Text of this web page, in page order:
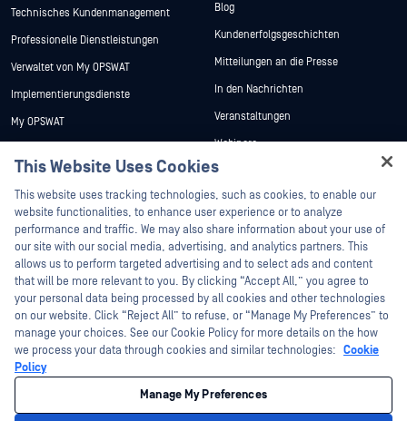
Technisches Kundenmanagement
Professionelle Dienstleistungen
Verwaltet von My OPSWAT
Implementierungsdienste
My OPSWAT
Ausbildung
Programm zur Behebung von
Sicherheitslücken
Partner
Zertifizierung
Technologie-Partner
Partner Programm
Blog
Kundenerfolgsgeschichten
Mitteilungen an die Presse
In den Nachrichten
Veranstaltungen
Webinare
Datenblätter
Weiße Papiere
Kostenlose Tools
©2026 OPSWAT . Alle Rechte vorbehalten. OPSWAT, MetaDefender, Metascan,
MetaAccess, das OPSWAT , Trust no File. Trust No Device., OPSWAT , Protecting the
World's Critical Infrastructure, Deep CDR™ Technology, InQuest, das InQuest-Logo,
DFI, RetroHunt, Deep File Inspection und Join the Hunt sind Marken von OPSWAT .
Marken von Drittanbietern sind Eigentum ihrer jeweiligen Inhaber.
This Website Uses Cookies
This website uses tracking technologies, such as cookies, to enable our
website functionalities, to enhance user experience or to analyze
performance and traffic. We may also share information about your use of
our site with our social media, advertising, and analytics partners. This
allows us to perform targeted advertising and to select ads and content
that will be more relevant to you. By clicking “Accept All,” you agree to
your personal data being processed by all cookies and other technologies
on our website. Click “Reject All” to refuse, or “Manage My Preferences” to
manage your choices. See our Cookie Policy for more details on the how
we process your data through cookies and similar technologies: Cookie
Policy
Manage My Preferences
Hey there!
I'm Ozzy, your OPSWAT virtual assistant.
How can I help you secure what's critical
today?